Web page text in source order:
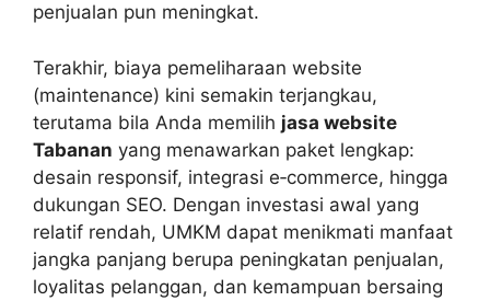
penjualan pun meningkat.
Terakhir, biaya pemeliharaan website
(maintenance) kini semakin terjangkau,
terutama bila Anda memilih jasa website
Tabanan yang menawarkan paket lengkap:
desain responsif, integrasi e‑commerce, hingga
dukungan SEO. Dengan investasi awal yang
relatif rendah, UMKM dapat menikmati manfaat
jangka panjang berupa peningkatan penjualan,
loyalitas pelanggan, dan kemampuan bersaing